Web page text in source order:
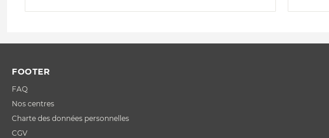
FOOTER
FAQ
Nos centres
Charte des données personnelles
CGV